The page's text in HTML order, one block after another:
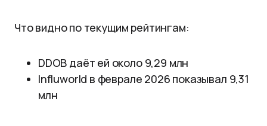
Что видно по текущим рейтингам:
DDOB даёт ей около 9,29 млн
Influworld в феврале 2026 показывал 9,31
млн